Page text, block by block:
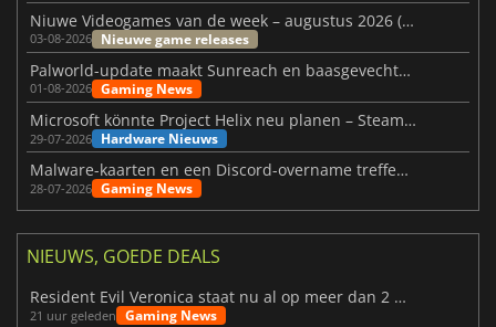
Niuwe Videogames van de week – augustus 2026 (week 32)
03-08-2026 Nieuwe game releases
Palworld-update maakt Sunreach en baasgevechten stabieler
01-08-2026 Gaming News
Microsoft könnte Project Helix neu planen – Steam-Support wackelt
29-07-2026 Hardware Nieuws
Malware-kaarten en een Discord-overname treffen Meccha Chameleon
28-07-2026 Gaming News
NIEUWS, GOEDE DEALS
Resident Evil Veronica staat nu al op meer dan 2 miljoen verlanglijstjes
21 uur geleden Gaming News